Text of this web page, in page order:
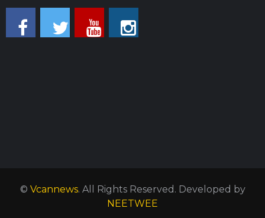
© Vcannews. All Rights Reserved. Developed by
NEETWEE